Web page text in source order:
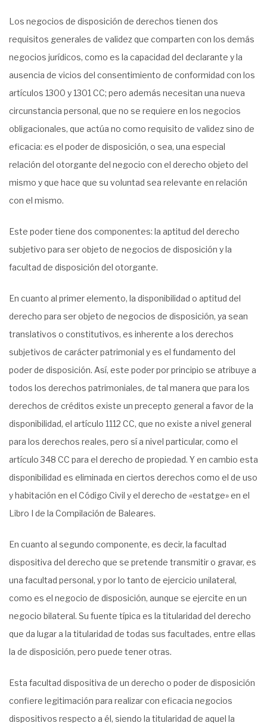
Los negocios de disposición de derechos tienen dos
requisitos generales de validez que comparten con los demás
negocios jurídicos, como es la capacidad del declarante y la
ausencia de vicios del consentimiento de conformidad con los
artículos 1300 y 1301 CC; pero además necesitan una nueva
circunstancia personal, que no se requiere en los negocios
obligacionales, que actúa no como requisito de validez sino de
eficacia: es el poder de disposición, o sea, una especial
relación del otorgante del negocio con el derecho objeto del
mismo y que hace que su voluntad sea relevante en relación
con el mismo.
Este poder tiene dos componentes: la aptitud del derecho
subjetivo para ser objeto de negocios de disposición y la
facultad de disposición del otorgante.
En cuanto al primer elemento, la disponibilidad o aptitud del
derecho para ser objeto de negocios de disposición, ya sean
translativos o constitutivos, es inherente a los derechos
subjetivos de carácter patrimonial y es el fundamento del
poder de disposición. Así, este poder por principio se atribuye a
todos los derechos patrimoniales, de tal manera que para los
derechos de créditos existe un precepto general a favor de la
disponibilidad, el artículo 1112 CC, que no existe a nivel general
para los derechos reales, pero sí a nivel particular, como el
artículo 348 CC para el derecho de propiedad. Y en cambio esta
disponibilidad es eliminada en ciertos derechos como el de uso
y habitación en el Código Civil y el derecho de «estatge» en el
Libro I de la Compilación de Baleares.
En cuanto al segundo componente, es decir, la facultad
dispositiva del derecho que se pretende transmitir o gravar, es
una facultad personal, y por lo tanto de ejercicio unilateral,
como es el negocio de disposición, aunque se ejercite en un
negocio bilateral. Su fuente típica es la titularidad del derecho
que da lugar a la titularidad de todas sus facultades, entre ellas
la de disposición, pero puede tener otras.
Esta facultad dispositiva de un derecho o poder de disposición
confiere legitimación para realizar con eficacia negocios
dispositivos respecto a él, siendo la titularidad de aquel la